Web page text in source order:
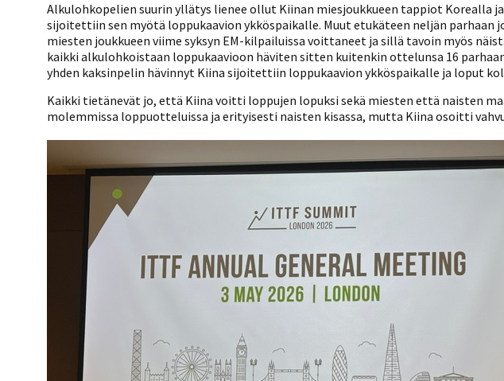
Alkulohkopelien suurin yllätys lienee ollut Kiinan miesjoukkueen tappiot Korealla
sijoitettiin sen myötä loppukaavion ykköspaikalle. Muut etukäteen neljän parhaan
miesten joukkueen viime syksyn EM-kilpailuissa voittaneet ja sillä tavoin myös
kaikki alkulohkoistaan loppukaavioon häviten sitten kuitenkin ottelunsa 16
yhden kaksinpelin hävinnyt Kiina sijoitettiin loppukaavion ykköspaikalle ja loput
Kaikki tietänevät jo, että Kiina voitti loppujen lopuksi sekä miesten että naisten
molemmissa loppuotteluissa ja erityisesti naisten kisassa, mutta Kiina osoitti